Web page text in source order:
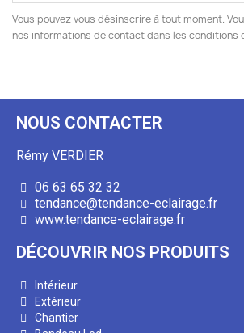
Vous pouvez vous désinscrire à tout moment.
nos informations de contact dans les conditions
NOUS CONTACTER
Rémy VERDIER
06 63 65 32 32
tendance@tendance-eclairage.fr
www.tendance-eclairage.fr
DÉCOUVRIR NOS PRODUITS
Intérieur
Extérieur
Chantier